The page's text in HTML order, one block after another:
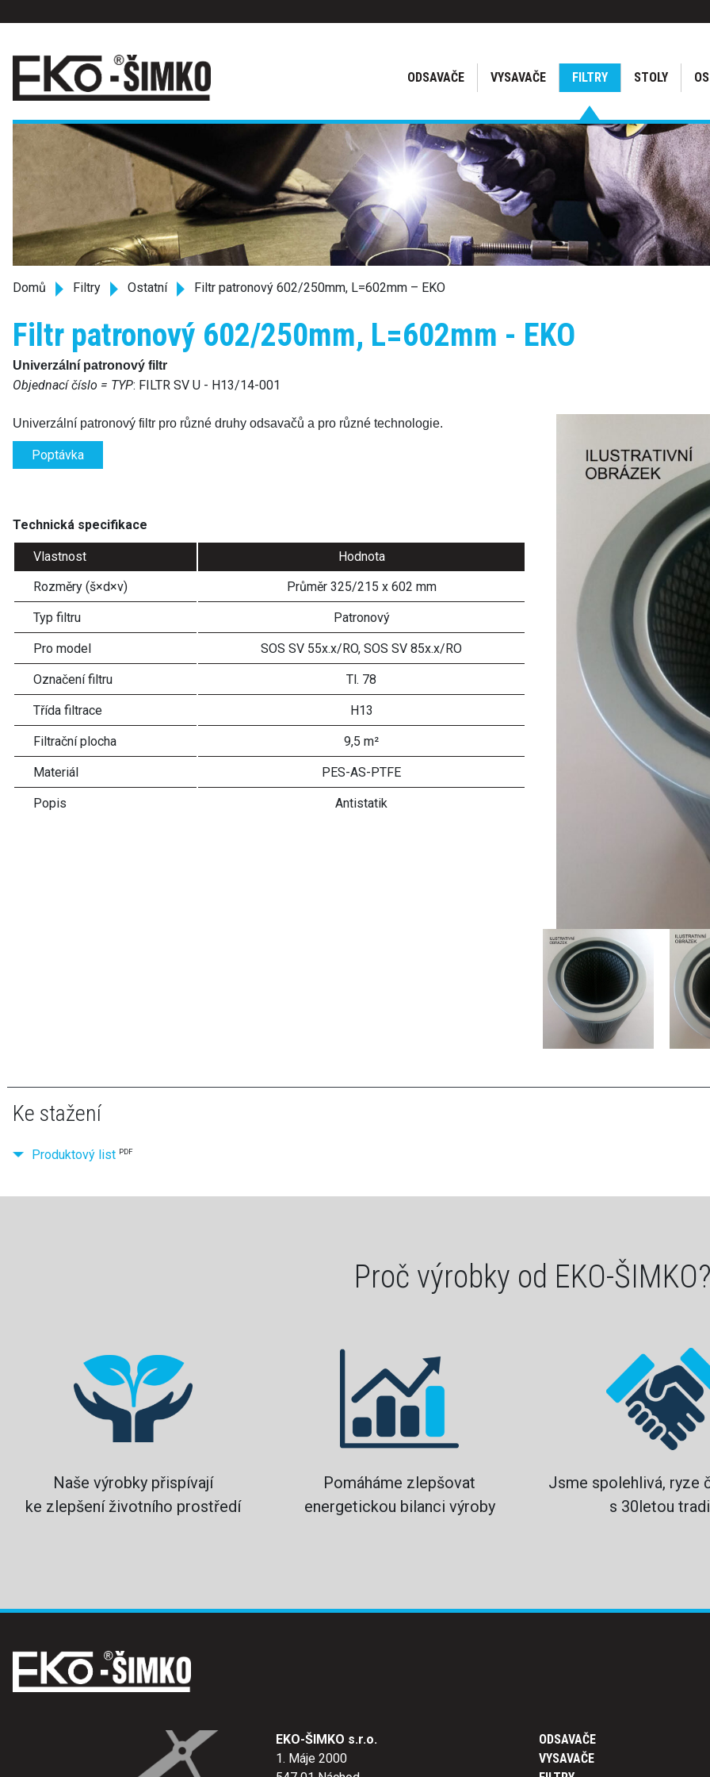
ODSAVAČE VYSAVAČE FILTRY STOLY
Domů Filtry Ostatní Filtr patronový 602/250mm, L=602mm – EKO
Filtr patronový 602/250mm, L=602mm - EKO
Univerzální patronový filtr
Objednací číslo = TYP: FILTR SV U - H13/14-001
Univerzální patronový filtr pro různé druhy odsavačů a pro různé technologie.
Poptávka
Technická specifikace
Vlastnost
Hodnota
Rozměry (š×d×v)
Průměr 325/215 x 602 mm
Typ filtru Patronový
Pro model SOS SV 55x.x/RO, SOS SV 85x.x/RO
Označení filtru Tl. 78
Třída filtrace H13
Filtrační plocha 9,5 m²
Materiál PES-AS-PTFE
Popis Antistatik
Ke stažení
Produktový list PDF
Proč výrobky od EKO-
Naše výrobky přispívají
ke zlepšení životního prostředí
Pomáháme zlepšovat
energetickou bilanci výroby
Jsme spolehlivá, ryze
s 30letou
EKO-ŠIMKO s.r.o.
1. Máje 2000
ODSAVAČE
VYSAVAČE